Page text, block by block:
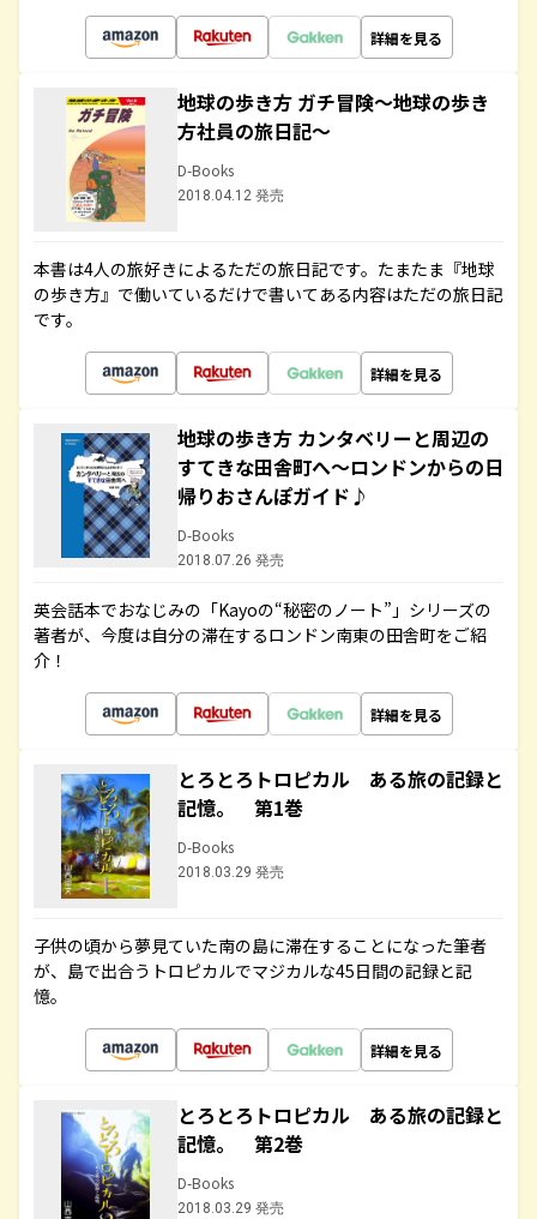
詳細を見る
地球の歩き方 ガチ冒険～地球の歩き
方社員の旅日記～
D-Books
2018.04.12 発売
本書は4人の旅好きによるただの旅日記です。たまたま『地球
の歩き方』で働いているだけで書いてある内容はただの旅日記
です。
詳細を見る
地球の歩き方 カンタベリーと周辺の
すてきな田舎町へ～ロンドンからの日
帰りおさんぽガイド♪
D-Books
2018.07.26 発売
英会話本でおなじみの「Kayoの“秘密のノート”」シリーズの
著者が、今度は自分の滞在するロンドン南東の田舎町をご紹
介！
詳細を見る
とろとろトロピカル ある旅の記録と
記憶。 第1巻
D-Books
2018.03.29 発売
子供の頃から夢見ていた南の島に滞在することになった筆者
が、島で出合うトロピカルでマジカルな45日間の記録と記
憶。
詳細を見る
とろとろトロピカル ある旅の記録と
記憶。 第2巻
D-Books
2018.03.29 発売